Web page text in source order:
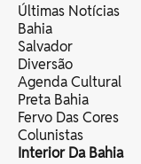
Últimas Notícias
Bahia
Salvador
Diversão
Agenda Cultural
Preta Bahia
Fervo Das Cores
Colunistas
Interior Da Bahia